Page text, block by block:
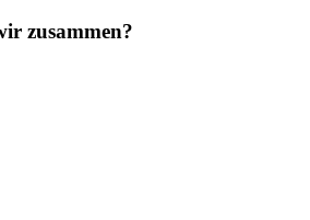
zusammen?